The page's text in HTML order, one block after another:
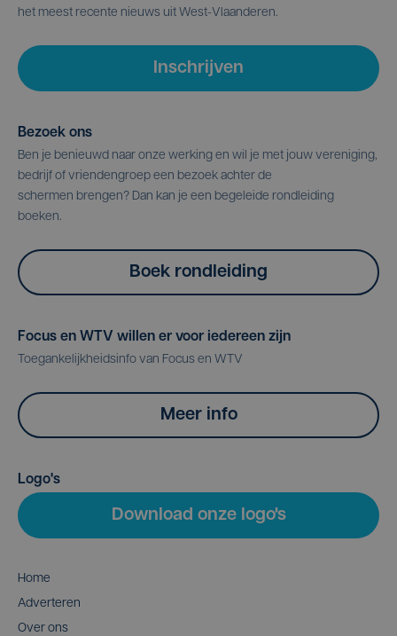
het meest recente nieuws uit West-Vlaanderen.
Inschrijven
Bezoek ons
Ben je benieuwd naar onze werking en wil je met jouw vereniging,
bedrijf of vriendengroep een bezoek achter de
schermen brengen? Dan kan je een begeleide rondleiding
boeken.
Boek rondleiding
Focus en WTV willen er voor iedereen zijn
Toegankelijkheidsinfo van Focus en WTV
Meer info
Logo's
Download onze logo's
Home
Adverteren
Over ons